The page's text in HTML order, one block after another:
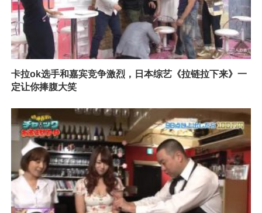
卡拉ok选手和嘉宾竞争激烈，日本综艺《拉链拉下来》一
定让你捧腹大笑